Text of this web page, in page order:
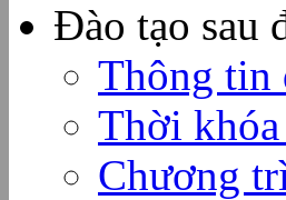
Đào tạo sau
Thông tin
Thời
Chương